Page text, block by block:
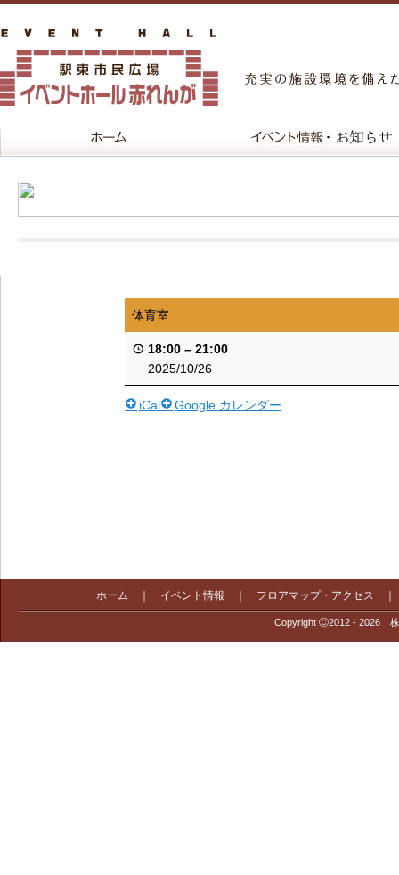
体育室
18:00 – 21:00
2025/10/26
iCal Google カレンダー
ホーム イベント情報 フロアマップ・アクセス
Copyright Ⓒ2012 - 2026 株